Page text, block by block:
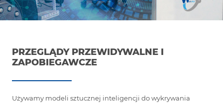
PRZEGLĄDY PRZEWIDYWALNE I
ZAPOBIEGAWCZE
Używamy modeli sztucznej inteligencji do wykrywania